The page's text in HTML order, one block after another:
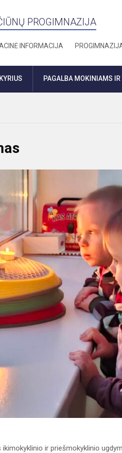
PROGIMNAZIJA
INFORMACIJA
PAGALBA MOKINIAMS IR
ir priešmokyklinio